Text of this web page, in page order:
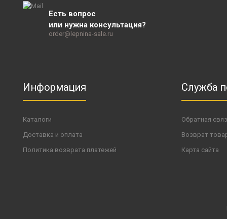
Есть вопрос
или нужна консультация?
order@lepnina-sale.ru
Информация
Каталоги
Доставка и оплата
Политика возврата платежей
Служба
Обратная
Возврат
Карта сайта